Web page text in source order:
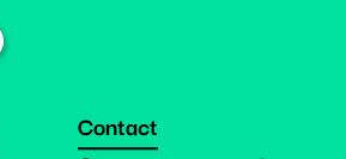
Contact